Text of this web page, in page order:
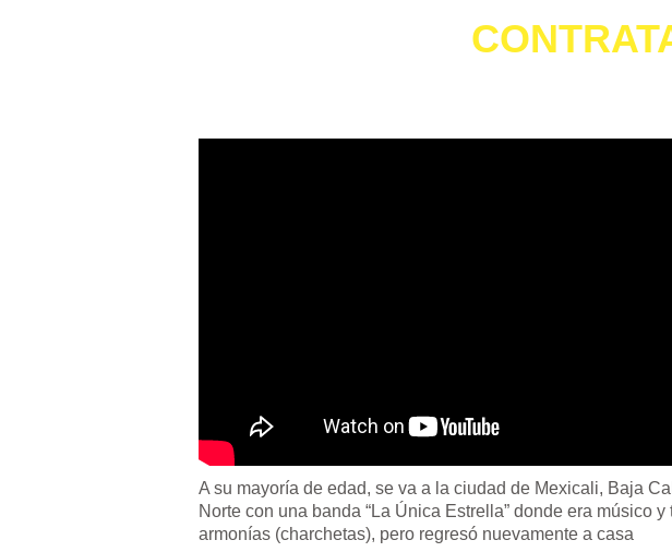
A su mayoría de edad, se va a la ciudad de Mexicali, Baja
Norte con una banda “La Única Estrella” donde era músico y
armonías (charchetas), pero regresó nuevamente a casa